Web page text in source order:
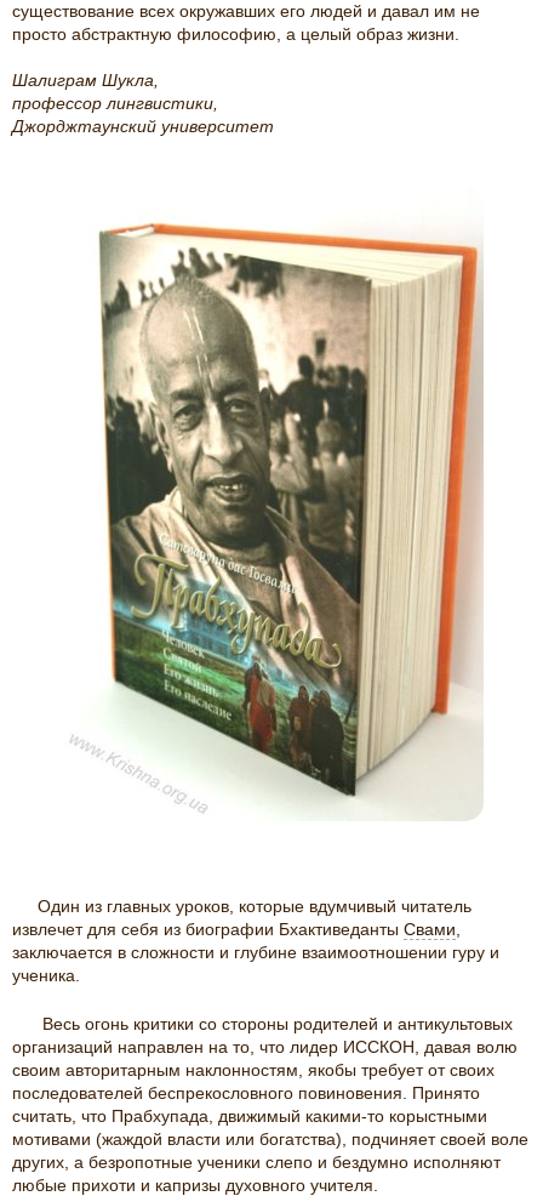
существование всех окружавших его людей и давал им не
просто абстрактную философию, а целый образ жизни.
Шалиграм Шукла,
профессор лингвистики,
Джорджтаунский университет
Один из главных уроков, которые вдумчивый читатель
извлечет для себя из биографии Бхактиведанты Свами
заключается в сложности и глубине взаимоотношении гуру и
ученика.
Весь огонь критики со стороны родителей и антикультовых
организаций направлен на то, что лидер ИССКОН, давая волю
своим авторитарным наклонностям, якобы требует от своих
последователей беспрекословного повиновения. Принято
считать, что Прабхупада, движимый какими-то корыстными
мотивами (жаждой власти или богатства), подчиняет своей воле
других, а безропотные ученики слепо и бездумно исполняют
любые прихоти и капризы духовного учителя.